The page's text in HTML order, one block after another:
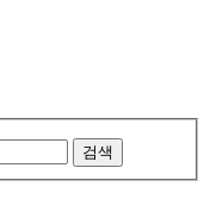
검색